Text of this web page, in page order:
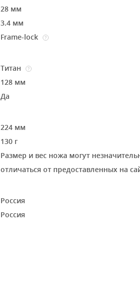
28 мм
3.4 мм
Frame-lock ?
Титан ?
128 мм
Да
224 мм
130 г
Размер и вес ножа могут
отличаться от предоставленных на
Россия
Россия